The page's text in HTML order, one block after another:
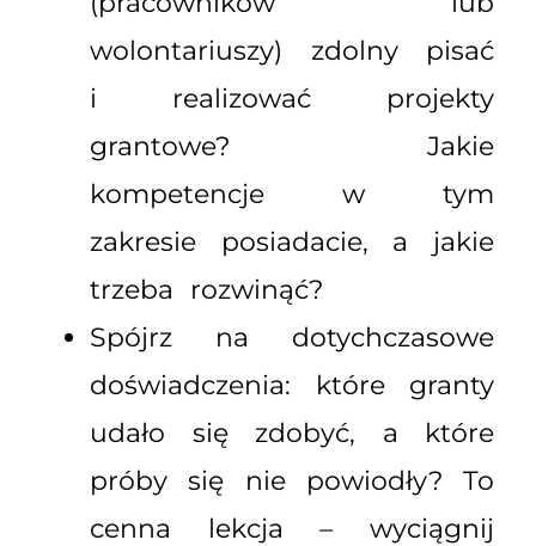
wolontariuszy) zdolny pisać
i realizować projekty
grantowe? Jakie
kompetencje w tym
zakresie posiadacie, a jakie
trzeba rozwinąć?
Spójrz na dotychczasowe
doświadczenia: które granty
udało się zdobyć, a które
próby się nie powiodły? To
cenna lekcja – wyciągnij